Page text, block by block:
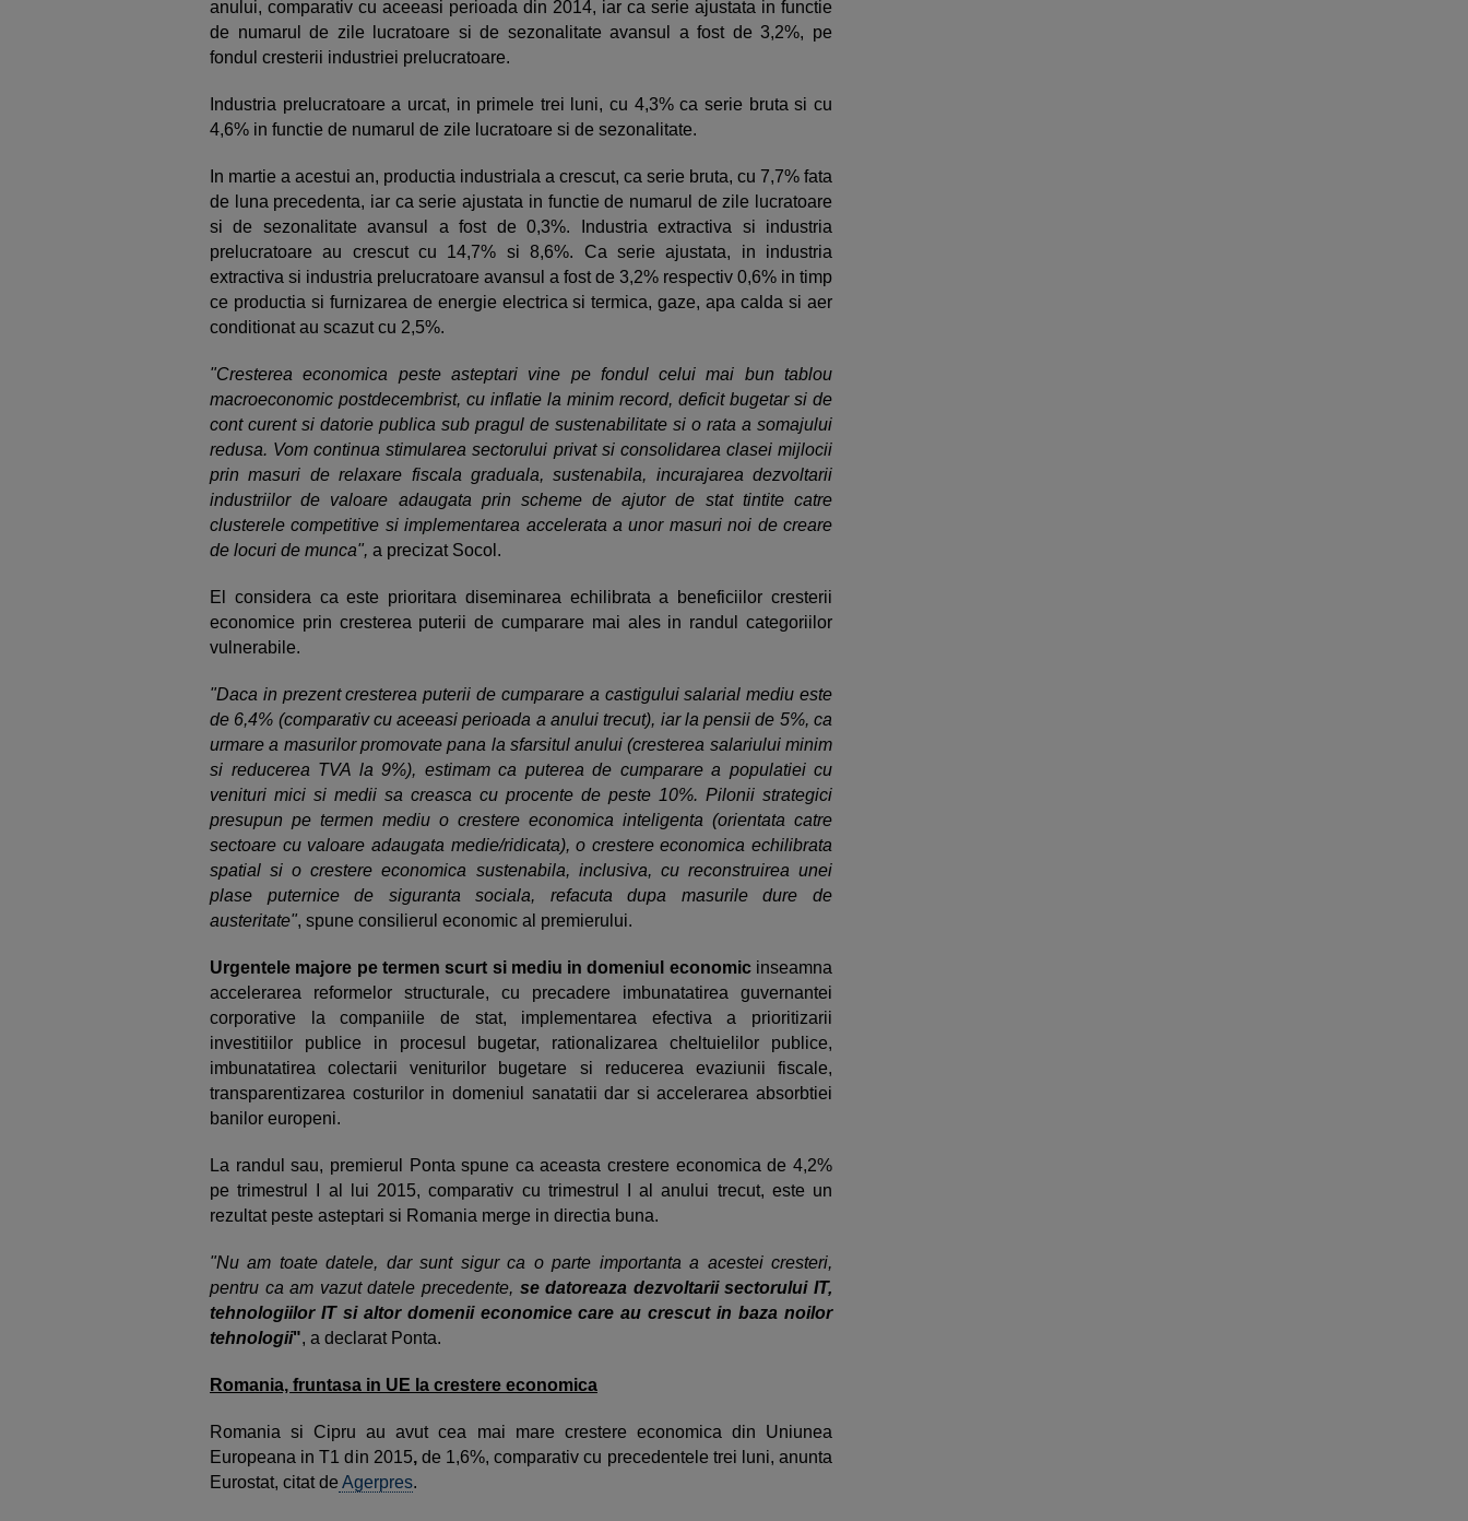
anului, comparativ cu aceeasi perioada din 2014, iar ca serie ajustata in functie
de numarul de zile lucratoare si de sezonalitate avansul a fost de 3,2%, pe
fondul cresterii industriei prelucratoare.
Industria prelucratoare a urcat, in primele trei luni, cu 4,3% ca serie bruta si cu
4,6% in functie de numarul de zile lucratoare si de sezonalitate.
In martie a acestui an, productia industriala a crescut, ca serie bruta, cu 7,7% fata
de luna precedenta, iar ca serie ajustata in functie de numarul de zile lucratoare
si de sezonalitate avansul a fost de 0,3%. Industria extractiva si industria
prelucratoare au crescut cu 14,7% si 8,6%. Ca serie ajustata, in industria
extractiva si industria prelucratoare avansul a fost de 3,2% respectiv 0,6% in timp
ce productia si furnizarea de energie electrica si termica, gaze, apa calda si aer
conditionat au scazut cu 2,5%.
"Cresterea economica peste asteptari vine pe fondul celui mai bun tablou
macroeconomic postdecembrist, cu inflatie la minim record, deficit bugetar si de
cont curent si datorie publica sub pragul de sustenabilitate si o rata a somajului
redusa. Vom continua stimularea sectorului privat si consolidarea clasei mijlocii
prin masuri de relaxare fiscala graduala, sustenabila, incurajarea dezvoltarii
industriilor de valoare adaugata prin scheme de ajutor de stat tintite catre
clusterele competitive si implementarea accelerata a unor masuri noi de creare
de locuri de munca", a precizat Socol.
El considera ca este prioritara diseminarea echilibrata a beneficiilor cresterii
economice prin cresterea puterii de cumparare mai ales in randul categoriilor
vulnerabile.
"Daca in prezent cresterea puterii de cumparare a castigului salarial mediu este
de 6,4% (comparativ cu aceeasi perioada a anului trecut), iar la pensii de 5%, ca
urmare a masurilor promovate pana la sfarsitul anului (cresterea salariului minim
si reducerea TVA la 9%), estimam ca puterea de cumparare a populatiei cu
venituri mici si medii sa creasca cu procente de peste 10%. Pilonii strategici
presupun pe termen mediu o crestere economica inteligenta (orientata catre
sectoare cu valoare adaugata medie/ridicata), o crestere economica echilibrata
spatial si o crestere economica sustenabila, inclusiva, cu reconstruirea unei
plase puternice de siguranta sociala, refacuta dupa masurile dure de
austeritate", spune consilierul economic al premierului.
Urgentele majore pe termen scurt si mediu in domeniul economicinseamna
accelerarea reformelor structurale, cu precadere imbunatatirea guvernantei
corporative la companiile de stat, implementarea efectiva a prioritizarii
investitiilor publice in procesul bugetar, rationalizarea cheltuielilor publice,
imbunatatirea colectarii veniturilor bugetare si reducerea evaziunii fiscale,
transparentizarea costurilor in domeniul sanatatii dar si accelerarea absorbtiei
banilor europeni.
La randul sau, premierul Ponta spune ca aceasta crestere economica de 4,2%
pe trimestrul I al lui 2015, comparativ cu trimestrul I al anului trecut, este un
rezultat peste asteptari si Romania merge in directia buna.
"Nu am toate datele, dar sunt sigur ca o parte importanta a acestei cresteri,
pentru ca am vazut datele precedente, se datoreaza dezvoltarii sectorului IT,
tehnologiilor IT si altor domenii economice care au crescut in baza noilor
tehnologii", a declarat Ponta.
Romania, fruntasa in UE la crestere economica
Romania si Cipru au avut cea mai mare crestere economica din Uniunea
Europeana in T1 din 2015,de 1,6%, comparativ cu precedentele trei luni, anunta
Eurostat, citat de Agerpres.